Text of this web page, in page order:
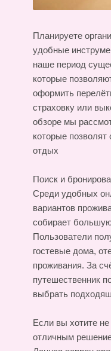
Планируете
удобные
наше период
которые
оформить
страховку или
обзоре мы
которые позволят
отдых
Поиск и
Среди удобных
вариантов
собирает
Пользователи
гостевые дома,
проживания. За
путешественник
выбрать
Если вы хотите
отличным